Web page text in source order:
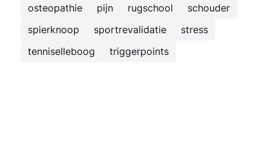
osteopathie
pijn rugschool
schouder
spierknoop
sportrevalidatie
stress
tenniselleboog
triggerpoints